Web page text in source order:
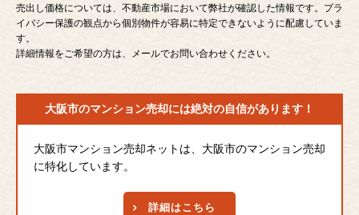
売出し価格については、不動産市場において弊社が確認した情報です。プラ
イバシー保護の観点から個別物件が容易に特定できないように配慮していま
す。
詳細情報をご希望の方は、メールでお問い合わせください。
大阪市のマンション売却には絶対の自信があります！
大阪市マンション売却ネットは、大阪市のマンション売却
に特化しています。
詳細はこちら